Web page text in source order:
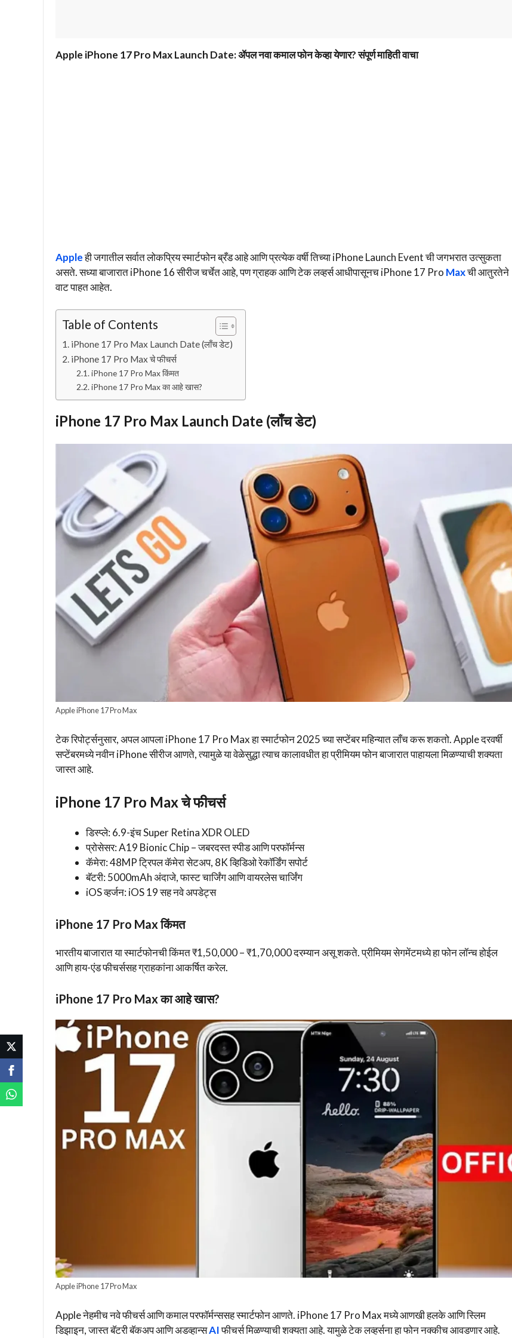
Apple iPhone 17 Pro Max Launch Date: ॲपल नवा कमाल फोन केव्हा येणार? संपूर्ण माहिती वाचा
Appleही जगातील सर्वात लोकप्रिय स्मार्टफोन ब्रँड आहे आणि प्रत्येक वर्षी तिच्या iPhone Launch Event ची जगभरात उत्सुकता
असते. सध्या बाजारात iPhone 16 सीरीज चर्चेत आहे, पण ग्राहक आणि टेक लव्हर्स आधीपासूनच iPhone 17 Pro Maxची आतुरतेने
वाट पाहत आहेत.
Table of Contents
iPhone 17 Pro Max Launch Date (लाँच डेट)
iPhone 17 Pro Max चे फीचर्स
iPhone 17 Pro Max किंमत
iPhone 17 Pro Max का आहे खास?
iPhone 17 Pro Max Launch Date (लाँच डेट)
Apple iPhone 17 Pro Max
टेक रिपोर्ट्सनुसार, अपल आपला iPhone 17 Pro Max हा स्मार्टफोन 2025 च्या सप्टेंबर महिन्यात लाँच करू शकतो. Apple दरवर्षी
सप्टेंबरमध्ये नवीन iPhone सीरीज आणते, त्यामुळे या वेळेसुद्धा त्याच कालावधीत हा प्रीमियम फोन बाजारात पाहायला मिळण्याची शक्यता
जास्त आहे.
iPhone 17 Pro Max चे फीचर्स
डिस्प्ले: 6.9-इंच Super Retina XDR OLED
प्रोसेसर: A19 Bionic Chip – जबरदस्त स्पीड आणि परफॉर्मन्स
कॅमेरा: 48MP ट्रिपल कॅमेरा सेटअप, 8K व्हिडिओ रेकॉर्डिंग सपोर्ट
बॅटरी: 5000mAh अंदाजे, फास्ट चार्जिंग आणि वायरलेस चार्जिंग
iOS व्हर्जन: iOS 19 सह नवे अपडेट्स
iPhone 17 Pro Max किंमत
भारतीय बाजारात या स्मार्टफोनची किंमत ₹1,50,000 – ₹1,70,000 दरम्यान असू शकते. प्रीमियम सेगमेंटमध्ये हा फोन लॉन्च होईल
आणि हाय-एंड फीचर्ससह ग्राहकांना आकर्षित करेल.
iPhone 17 Pro Max का आहे खास?
Apple iPhone 17 Pro Max
Apple नेहमीच नवे फीचर्स आणि कमाल परफॉर्मन्ससह स्मार्टफोन आणते. iPhone 17 Pro Max मध्ये आणखी हलके आणि स्लिम
डिझाइन, जास्त बॅटरी बॅकअप आणि अडव्हान्सAIफीचर्स मिळण्याची शक्यता आहे. यामुळे टेक लव्हर्सना हा फोन नक्कीच आवडणार आहे.